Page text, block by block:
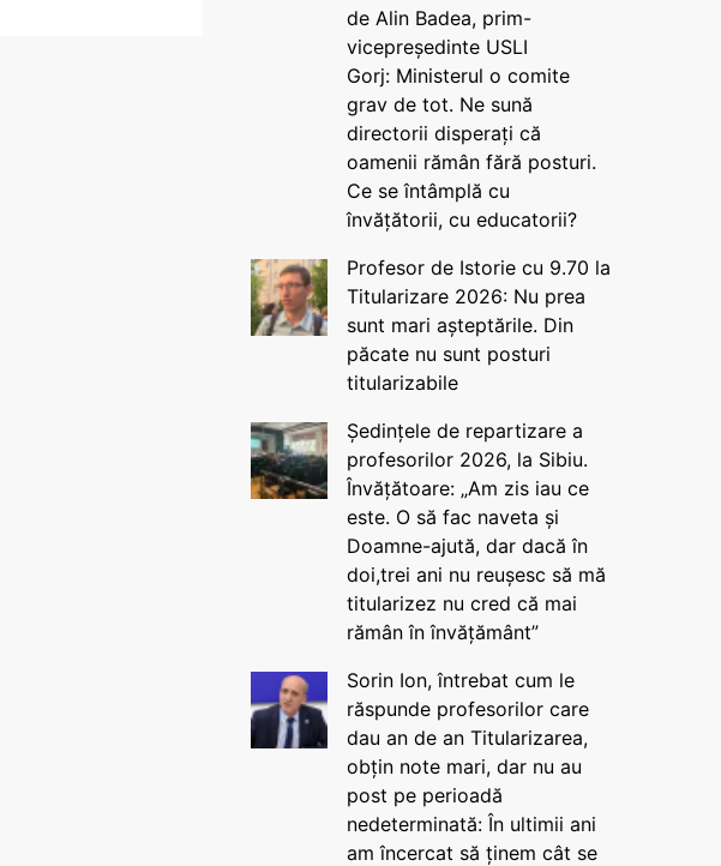
de Alin Badea, prim-
vicepreședinte USLI
Gorj: Ministerul o comite
grav de tot. Ne sună
directorii disperați că
oamenii rămân fără posturi.
Ce se întâmplă cu
învățătorii, cu educatorii?
Profesor de Istorie cu 9.70 la
Titularizare 2026: Nu prea
sunt mari așteptările. Din
păcate nu sunt posturi
titularizabile
Ședințele de repartizare a
profesorilor 2026, la Sibiu.
Învățătoare: „Am zis iau ce
este. O să fac naveta și
Doamne-ajută, dar dacă în
doi,trei ani nu reușesc să mă
titularizez nu cred că mai
rămân în învățământ”
Sorin Ion, întrebat cum le
răspunde profesorilor care
dau an de an Titularizarea,
obțin note mari, dar nu au
post pe perioadă
nedeterminată: În ultimii ani
am încercat să ținem cât se